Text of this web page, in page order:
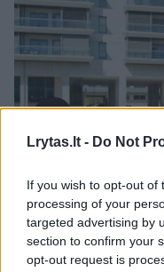
Lrytas.lt - Do Not
If you wish to opt-out of
processing of your
targeted advertising by
section to confirm your
opt-out request is